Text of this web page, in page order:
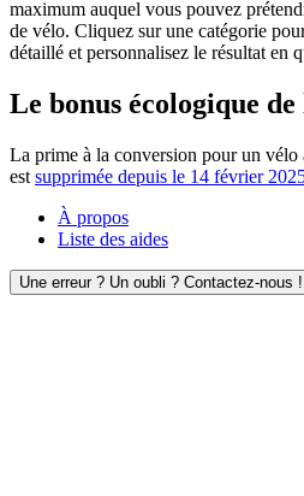
maximum auquel vous pouvez
de vélo. Cliquez sur une catégorie
détaillé et personnalisez le résultat en
Le bonus écologique de
La prime à la conversion pour un vélo
est supprimée depuis le 14 février
À propos
Liste des aides
Une erreur ? Un oubli ? Contactez-nous !